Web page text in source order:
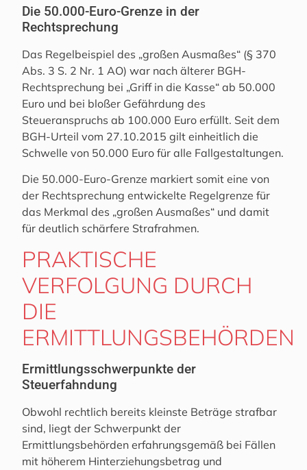
Die 50.000-Euro-Grenze in der
Rechtsprechung
Das Regelbeispiel des „großen Ausmaßes“ (§ 370
Abs. 3 S. 2 Nr. 1 AO) war nach älterer BGH-
Rechtsprechung bei „Griff in die Kasse“ ab 50.000
Euro und bei bloßer Gefährdung des
Steueranspruchs ab 100.000 Euro erfüllt. Seit dem
BGH-Urteil vom 27.10.2015 gilt einheitlich die
Schwelle von 50.000 Euro für alle Fallgestaltungen.
Die 50.000-Euro-Grenze markiert somit eine von
der Rechtsprechung entwickelte Regelgrenze für
das Merkmal des „großen Ausmaßes“ und damit
für deutlich schärfere Strafrahmen.
PRAKTISCHE
VERFOLGUNG DURCH
DIE
ERMITTLUNGSBEHÖRDEN
Ermittlungsschwerpunkte der
Steuerfahndung
Obwohl rechtlich bereits kleinste Beträge strafbar
sind, liegt der Schwerpunkt der
Ermittlungsbehörden erfahrungsgemäß bei Fällen
mit höherem Hinterziehungsbetrag und